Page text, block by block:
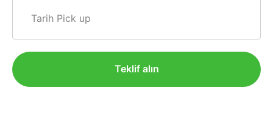
Tarih Pick up
Teklif alın